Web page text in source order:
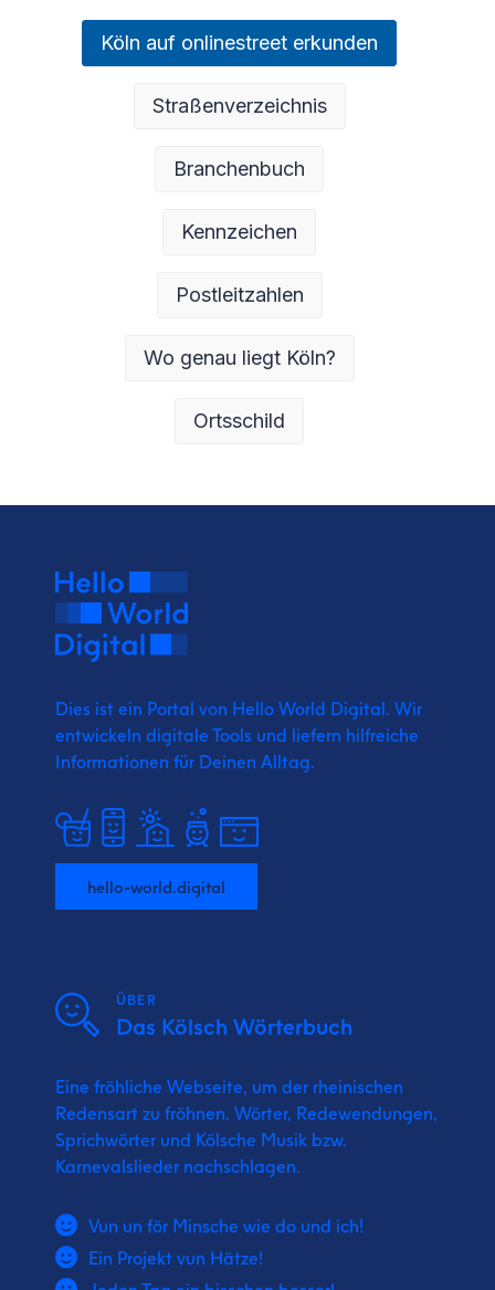
Köln auf onlinestreet erkunden
Straßenverzeichnis
Branchenbuch
Kennzeichen
Postleitzahlen
Wo genau liegt Köln?
Ortsschild
Dies ist ein Portal von Hello World Digital. Wir
entwickeln digitale Tools und liefern hilfreiche
Informationen für Deinen Alltag.
hello-world.digital
ÜBER
Das Kölsch Wörterbuch
Eine fröhliche Webseite, um der rheinischen
Redensart zu fröhnen. Wörter, Redewendungen,
Sprichwörter und Kölsche Musik bzw.
Karnevalslieder nachschlagen.
Vun un för Minsche wie do und ich!
Ein Projekt vun Hätze!